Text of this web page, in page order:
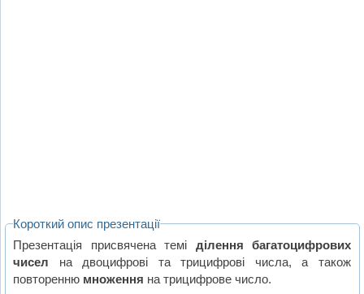
Короткий опис презентації
Презентація присвячена теміділення багатоцифрових
чисел на двоцифрові та трицифрові числа, а також
повторенню множення на трицифрове число.